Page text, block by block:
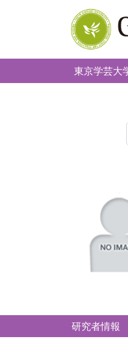
東京学芸大
研究者情報